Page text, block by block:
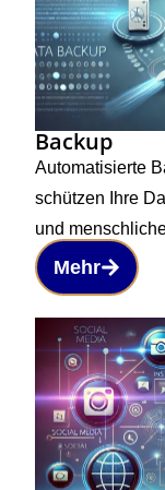
Backup
Automatisierte
schützen Ihre
und
Mehr